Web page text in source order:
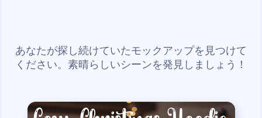
あなたが探し続けていたモックアップを見つけて
ください。素晴らしいシーンを発見しましょう！